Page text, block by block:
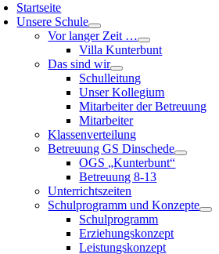
Startseite
Unsere Schule
Vor langer Zeit …
Villa Kunterbunt
Das sind wir
Schulleitung
Unser Kollegium
Mitarbeiter der Betreuung
Mitarbeiter
Klassenverteilung
Betreuung GS Dinschede
OGS „Kunterbunt“
Betreuung 8-13
Unterrichtszeiten
Schulprogramm und Konzepte
Schulprogramm
Erziehungskonzept
Leistungskonzept